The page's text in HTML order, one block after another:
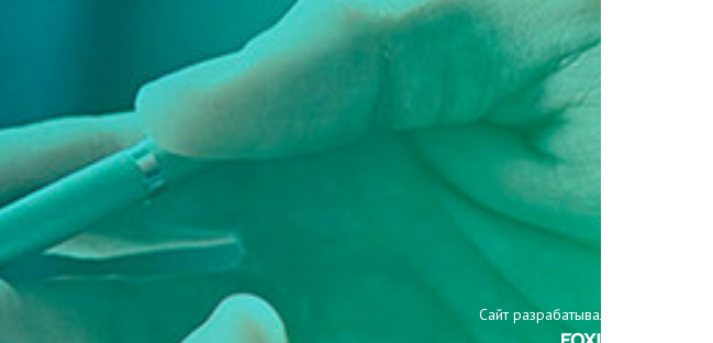
Сайт разрабатывали: